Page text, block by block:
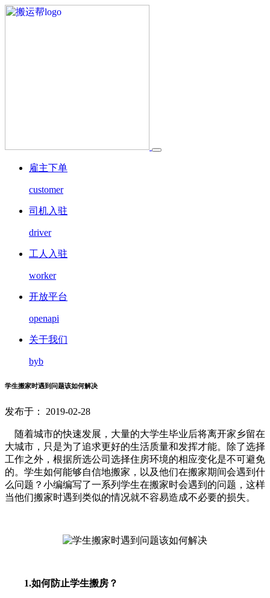
雇主下单
customer
司机入驻
driver
工人入驻
worker
开放平台
openapi
关于我们
byb
学生搬家时遇到问题该如何解决
发布于： 2019-02-28
随着城市的快速发展，大量的大学生毕业后将离开家乡留在
大城市，只是为了追求更好的生活质量和发挥才能。除了选择
工作之外，根据所选公司选择住房环境的相应变化是不可避免
的。学生如何能够自信地搬家，以及他们在搬家期间会遇到什
么问题？小编编写了一系列学生在搬家时会遇到的问题，这样
当他们搬家时遇到类似的情况就不容易造成不必要的损失。
1.如何防止学生搬房？